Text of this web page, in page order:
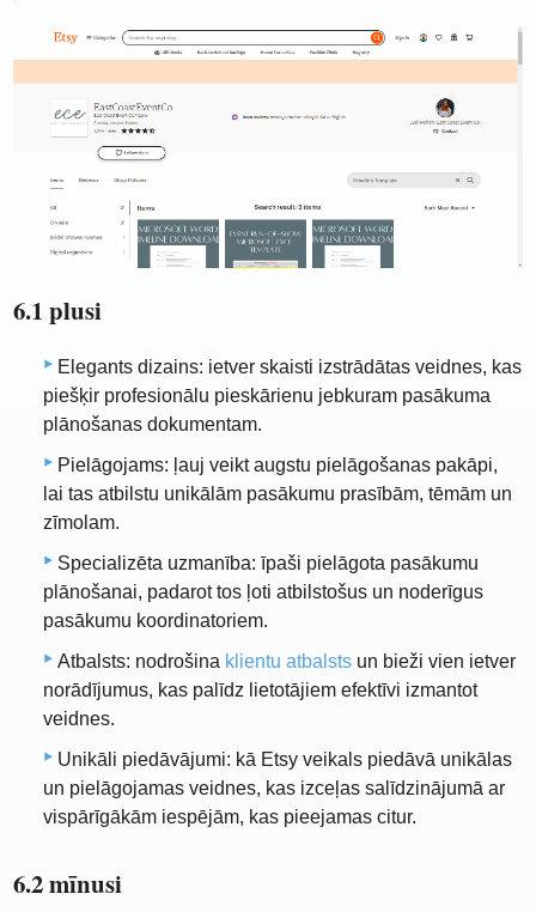
6.1 plusi
Elegants dizains: ietver skaisti izstrādātas veidnes, kas
piešķir profesionālu pieskārienu jebkuram pasākuma
plānošanas dokumentam.
Pielāgojams: ļauj veikt augstu pielāgošanas pakāpi,
lai tas atbilstu unikālām pasākumu prasībām, tēmām un
zīmolam.
Specializēta uzmanība: īpaši pielāgota pasākumu
plānošanai, padarot tos ļoti atbilstošus un noderīgus
pasākumu koordinatoriem.
Atbalsts: nodrošina klientu atbalsts un bieži vien ietver
norādījumus, kas palīdz lietotājiem efektīvi izmantot
veidnes.
Unikāli piedāvājumi: kā Etsy veikals piedāvā unikālas
un pielāgojamas veidnes, kas izceļas salīdzinājumā ar
vispārīgākām iespējām, kas pieejamas citur.
6.2 mīnusi